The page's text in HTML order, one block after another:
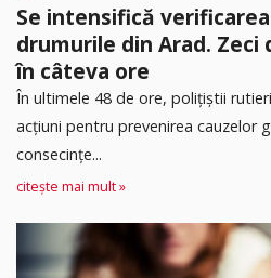
Se intensifică
drumurile din Arad.
în câteva ore
În ultimele 48 de ore, polițiștii
acțiuni pentru prevenirea cauzelor
consecințe...
citește mai mult »